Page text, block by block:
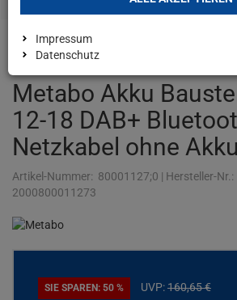
Metabo Akku
12-18 DAB+
Netzkabel ohne Akku
Artikel-Nummer: 80001127;0 | Hersteller-Nr.:
2000800011273
SIE SPAREN: 50 % UVP:160,65€
Impressum
Datenschutz